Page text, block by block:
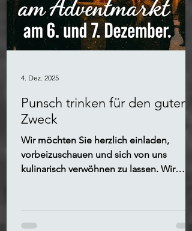
Punsch trinken für den guten
Zweck
Wir möchten Sie herzlich einladen,
vorbeizuschauen und sich von uns
kulinarisch verwöhnen zu lassen. Wir
4. Dez. 2025